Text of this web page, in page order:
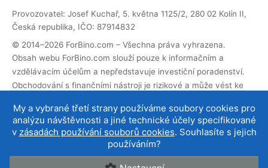
Provozovatel: Josef Kuchař, 5. května 1125/2, 280 02 Kolín II,
Česká republika, IČO: 87914832
© 2014–2026 ForBino.com – Všechna práva vyhrazena.
Obsah webu ForBino.com slouží pouze k informačním a
vzdělávacím účelům a nepředstavuje investiční poradenství.
Obchodování s finančními nástroji je rizikové a může vést ke
Web obsahuje partnerské (affiliate) odkazy. Pokud přes ně
provedete registraci, obdržíme provizi, díky které můžeme web
provozovat a dále rozvíjet. Na cenu služby pro vás to nemá
My a vybrané třetí strany používáme soubory cookies pro
analýzu návštěvnosti a jiné technické účely specifikované
v zásadách používání souborů cookies. Souhlasíte s jejich
používáním?